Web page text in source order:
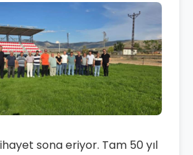
sona eriyor. Tam 50 yıl